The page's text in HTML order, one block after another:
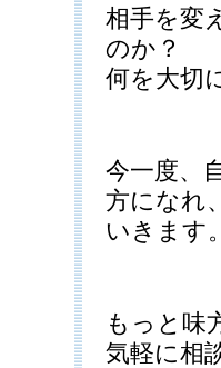
相手を変
のか？
何を大切
今一度、
方になれ
いきます。
もっと味
気軽に相